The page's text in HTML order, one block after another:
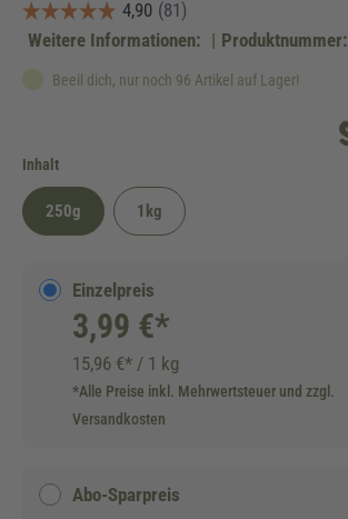
Weitere Informationen: | Produktnummer:
Beeil dich, nur noch 96 Artikel auf Lager!
Inhaltauswählen
250g 1kg
Einzelpreis
3,99 €*
15,96 €* / 1 kg
*Alle Preise inkl. Mehrwertsteuer und zzgl.
Versandkosten
Abo-Sparpreis